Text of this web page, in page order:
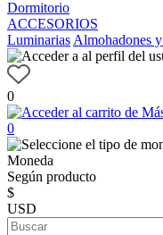
Dormitorio
ACCESORIOS
Luminarias Almohadones
0
0
Moneda
Según producto
$
USD